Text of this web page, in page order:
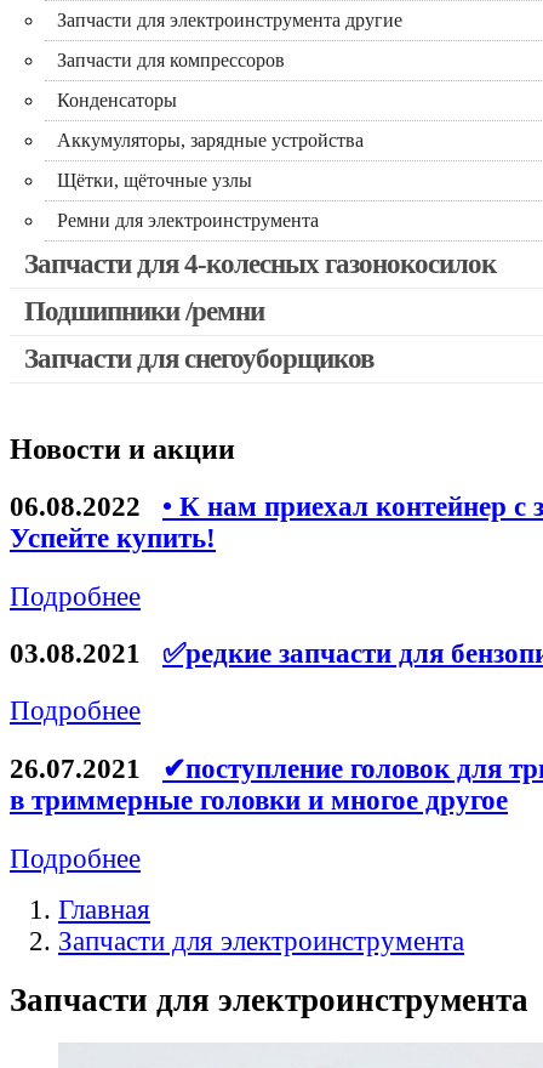
Запчасти для электроинструмента другие
Запчасти для компрессоров
Конденсаторы
Аккумуляторы, зарядные устройства
Щётки, щёточные узлы
Ремни для электроинструмента
Запчасти для 4-колесных газонокосилок
Подшипники /ремни
Запчасти для снегоуборщиков
Новости и акции
06.08.2022
• К нам приехал контейнер с
Успейте купить!
Подробнее
03.08.2021
✅редкие запчасти для
Подробнее
26.07.2021
✔поступление головок для
в триммерные головки и многое другое
Подробнее
Главная
Запчасти для электроинструмента
Запчасти для электроинструмента